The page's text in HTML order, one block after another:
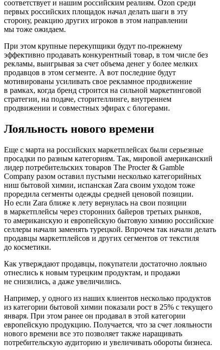
соответствует и нашим российским реалиям. Ozon среди
первых российских площадок начал делать шаги в эту
сторону, реакцию других игроков в этом направлении
мы тоже ожидаем.
При этом крупные перекупщики будут по-прежнему
эффективно продавать конкурентный товар, в том числе без
рекламы, выигрывая за счет объема денег у более мелких
продавцов в этом сегменте. А вот последние будут
мотивированы усиливать свое рекламное продвижение
в рамках, когда бренд строится на сильной маркетинговой
стратегии, на подаче, сторителлинге, внутреннем
продвижении и совместных эфирах с блогерами.
Лояльность нового времени
Еще с марта на российских маркетплейсах были серьезные
просадки по разным категориям. Так, мировой американский
лидер потребительских товаров The Procter & Gamble
Company разом оставил пустыми несколько категорийных
ниш бытовой химии, испанская Zara своим уходом тоже
проредила сегменты одежды средней ценовой позиции.
Но если Zara ближе к лету вернулась на свои позиции
в маркетплейсы через сторонних байеров третьих рынков,
то американскую и европейскую бытовую химию российские
селлеры начали заменять турецкой. Впрочем так начали делать
продавцы маркетплейсов и других сегментов от текстиля
до косметики.
Как утверждают продавцы, покупатели достаточно лояльно
отнеслись к новым турецким продуктам, и продажи
не снизились, а даже увеличились.
Например, у одного из наших клиентов несколько продуктов
из категории бытовой химии показали рост в 25% с текущего
января. При этом ранее он продавал в этой категории
европейскую продукцию. Получается, что за счет лояльности
нового времени все это позволяет также наращивать
потребительскую аудиторию и увеличивать обороты бизнеса.